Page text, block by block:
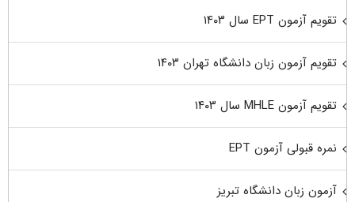
تقویم آزمون EPT سال ۱۴۰۳
تقویم آزمون زبان دانشگاه تهران ۱۴۰۳
تقویم آزمون MHLE سال ۱۴۰۳
نمره قبولی آزمون EPT
آزمون زبان دانشگاه تبریز